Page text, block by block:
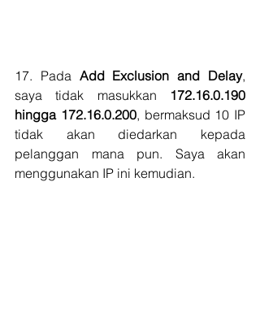
17. Pada Add Exclusion and Delay,
saya tidak masukkan 172.16.0.190
hingga 172.16.0.200, bermaksud 10 IP
tidak akan diedarkan kepada
pelanggan mana pun. Saya akan
menggunakan IP ini kemudian.